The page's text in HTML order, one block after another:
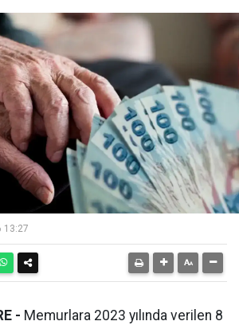
13:27
- Memurlara 2023 yılında verilen 8